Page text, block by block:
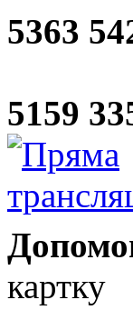
5363
5159
картку